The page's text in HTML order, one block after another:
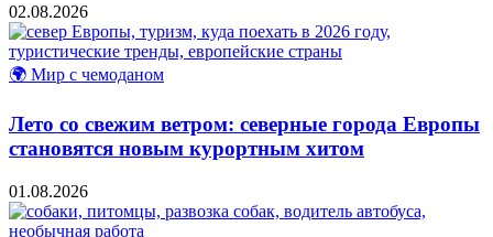
02.08.2026
🌍 Мир с чемоданом
Лето со свежим ветром: северные города Европы
становятся новым курортным хитом
01.08.2026